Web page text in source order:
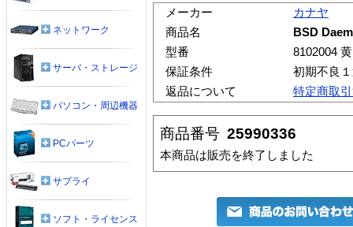
メーカー
カナヤ
商品名
BSD
型番
8102004
保証条件
初期不良
返品について
特定商取
商品番号 25990336
本商品は販売を終了しました
ネットワーク
サーバ・ストレージ
パソコン・周辺機器
PCパーツ
サプライ
ソフト・ライセンス